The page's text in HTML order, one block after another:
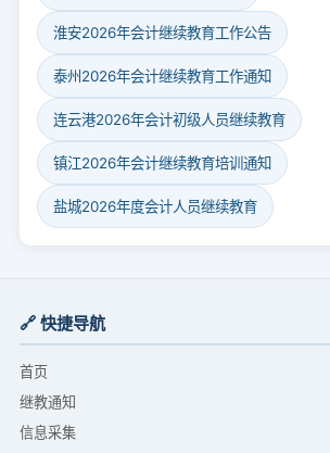
淮安2026年会计继续教育工作公告
泰州2026年会计继续教育工作通知
连云港2026年会计初级人员继续教育
镇江2026年会计继续教育培训通知
盐城2026年度会计人员继续教育
🔗 快捷导航
首页
继教通知
信息采集